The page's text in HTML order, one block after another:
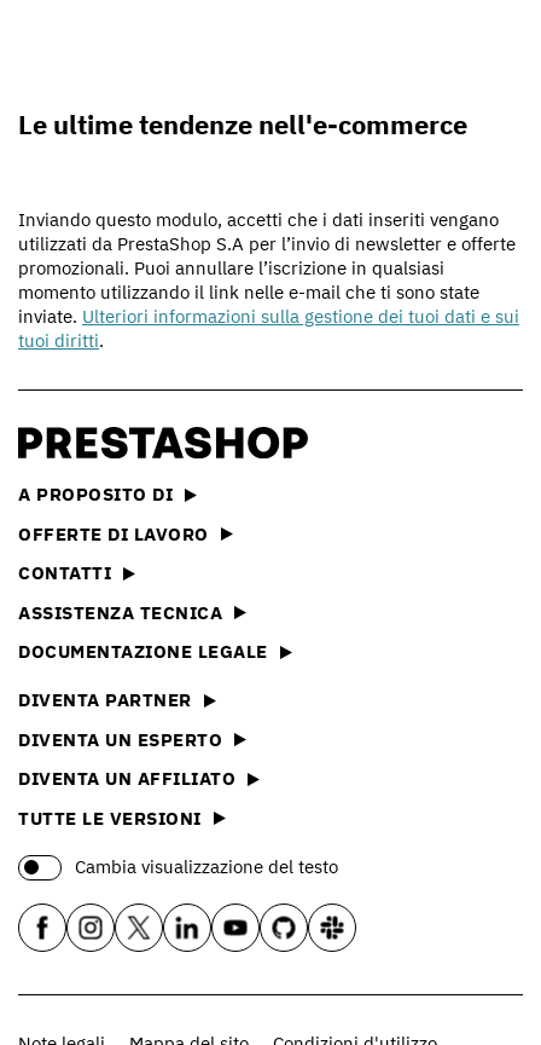
Le ultime tendenze nell'e-commerce
Inviando questo modulo, accetti che i dati inseriti vengano
utilizzati da PrestaShop S.A per l’invio di newsletter e offerte
promozionali. Puoi annullare l’iscrizione in qualsiasi
momento utilizzando il link nelle e-mail che ti sono state
inviate. Ulteriori informazioni sulla gestione dei tuoi dati e sui
tuoi diritti.
A PROPOSITO DI
OFFERTE DI LAVORO
CONTATTI
ASSISTENZA TECNICA
DOCUMENTAZIONE LEGALE
DIVENTA PARTNER
DIVENTA UN ESPERTO
DIVENTA UN AFFILIATO
TUTTE LE VERSIONI
Cambia visualizzazione del testo